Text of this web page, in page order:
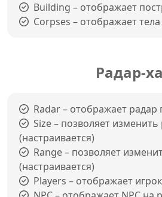
Building – отображает
Corpses – отображает
Радар-
Radar – отображает радар
Size – позволяет
(настраивается)
Range – позволяет
(настраивается)
Players – отображает